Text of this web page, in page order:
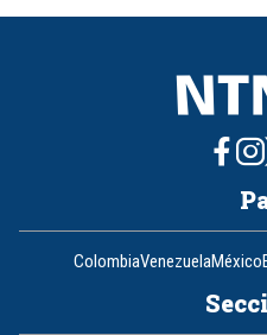
8
ColombiaVenezuelaMéxico